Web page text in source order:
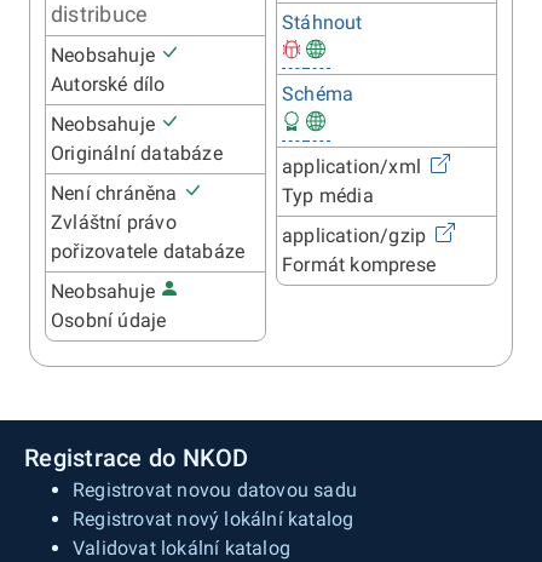
distribuce
Neobsahuje
Autorské dílo
Neobsahuje
Originální databáze
Není chráněna
Zvláštní právo
pořizovatele databáze
Neobsahuje
Osobní údaje
Stáhnout
Schéma
application/xml
Typ média
application/gzip
Formát komprese
Registrace do NKOD
Registrovat novou datovou sadu
Registrovat nový lokální katalog
Validovat lokální katalog